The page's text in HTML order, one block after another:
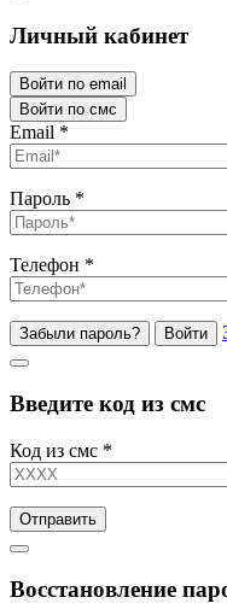
Личный кабинет
Войти по email
Войти по смс
Email *
Пароль *
Телефон *
Забыли пароль? Войти
Введите код из смс
Код из смс *
Отправить
Восстановление